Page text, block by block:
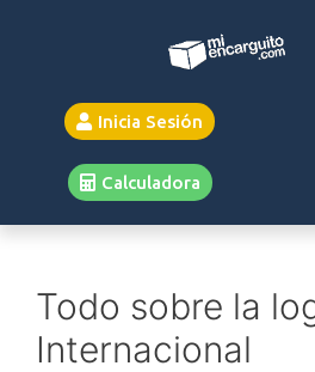
Inicia Sesión
Calculadora
Todo sobre la
Internacional